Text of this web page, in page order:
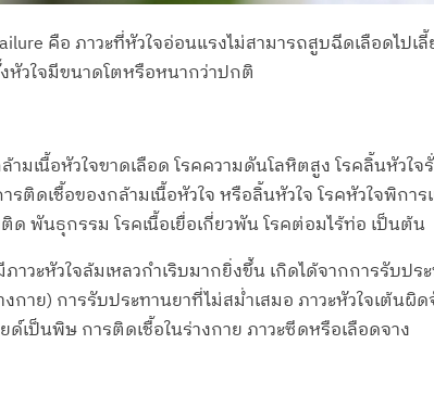
คือ ภาวะที่หัวใจอ่อนแรงไม่สามารถสูบฉีดเลือดไป
วใจมีขนาดโตหรือหนากว่าปกติ
มเนื้อหัวใจขาดเลือด โรคความดันโลหิตสูง โรคลิ้นหัวใ
ติดเชื้อของกล้ามเนื้อหัวใจ หรือลิ้นหัวใจ โรคหัวใจพิกา
ด พันธุกรรม โรคเนื้อเยื่อเกี่ยวพัน โรคต่อมไร้ท่อ เป็นต้น
วะหัวใจล้มเหลวกำเริบมากยิ่งขึ้น เกิดได้จากการรับป
กาย) การรับประทานยาที่ไม่สม่ำเสมอ ภาวะหัวใจเต้นผิ
ด์เป็นพิษ การติดเชื้อในร่างกาย ภาวะซีดหรือเลือดจาง